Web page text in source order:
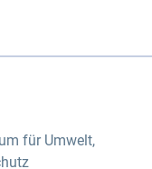
für Umwelt,